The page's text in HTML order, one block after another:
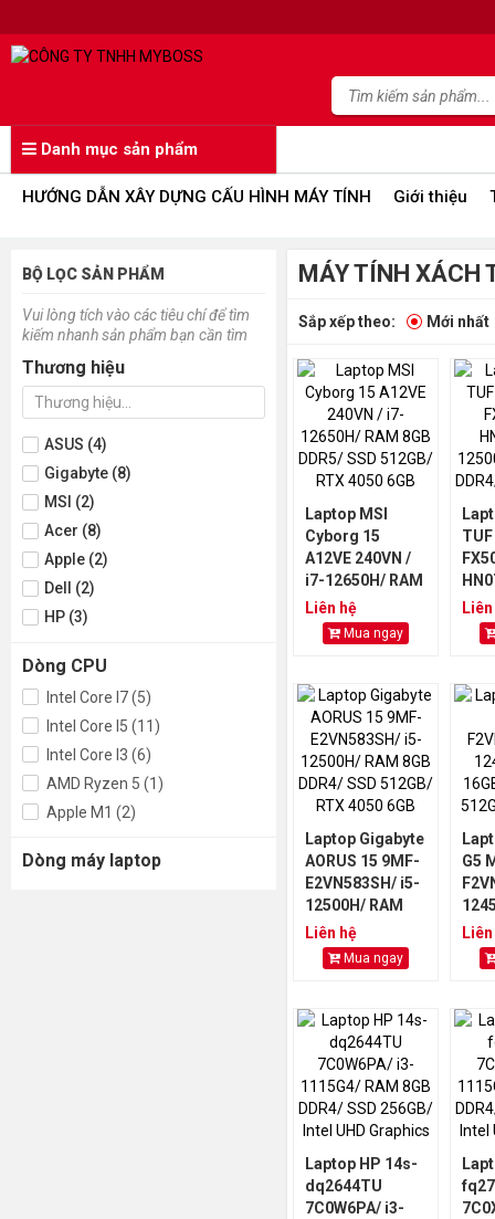
Danh mục sản phẩm
HƯỚNG DẪN XÂY DỰNG CẤU HÌNH MÁY TÍNH Giới thiệu
BỘ LỌC SẢN PHẨM
Vui lòng tích vào các tiêu chí để tìm
kiếm nhanh sản phẩm bạn cần tìm
Thương hiệu
ASUS (4)
Gigabyte (8)
MSI (2)
Acer (8)
Apple (2)
Dell (2)
HP (3)
Dòng CPU
Intel Core I7 (5)
Intel Core I5 (11)
Intel Core I3 (6)
AMD Ryzen 5 (1)
Apple M1 (2)
Dòng máy laptop
MÁY TÍNH XÁCH
Sắp xếp theo: Mới nhất
Laptop MSI
Cyborg 15
A12VE 240VN /
i7-12650H/ RAM
8GB DDR5/ SSD
512GB/ RTX
4050 6GB
Liên hệ
Mua ngay
Laptop Gigabyte
AORUS 15 9MF-
E2VN583SH/ i5-
12500H/ RAM
8GB DDR4/ SSD
512GB/ RTX
4050 6GB
Liên hệ
Mua ngay
G5
Laptop HP 14s-
dq2644TU
7C0W6PA/ i3-